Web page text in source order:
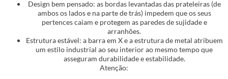
Design bem pensado: as bordas levantadas das prateleiras (de
ambos os lados e na parte de trás) impedem que os seus
pertences caiam e protegem as paredes de sujidade e
arranhões.
Estrutura estável: a barra em X e a estrutura de metal atribuem
um estilo industrial ao seu interior ao mesmo tempo que
asseguram durabilidade e estabilidade.
Atenção: